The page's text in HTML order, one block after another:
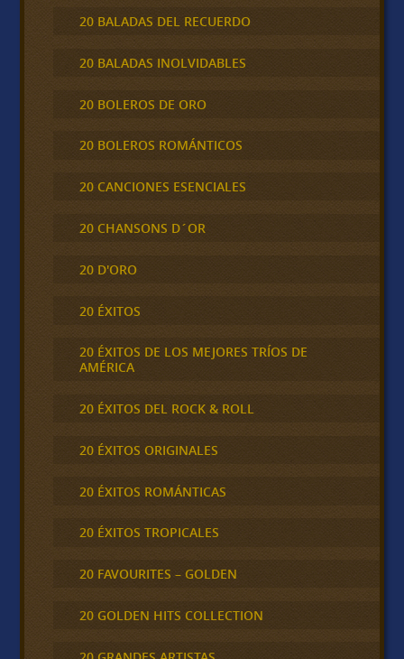
20 BALADAS DEL RECUERDO
20 BALADAS INOLVIDABLES
20 BOLEROS DE ORO
20 BOLEROS ROMÁNTICOS
20 CANCIONES ESENCIALES
20 CHANSONS D´OR
20 D'ORO
20 ÉXITOS
20 ÉXITOS DE LOS MEJORES TRÍOS DE
AMÉRICA
20 ÉXITOS DEL ROCK & ROLL
20 ÉXITOS ORIGINALES
20 ÉXITOS ROMÁNTICAS
20 ÉXITOS TROPICALES
20 FAVOURITES – GOLDEN
20 GOLDEN HITS COLLECTION